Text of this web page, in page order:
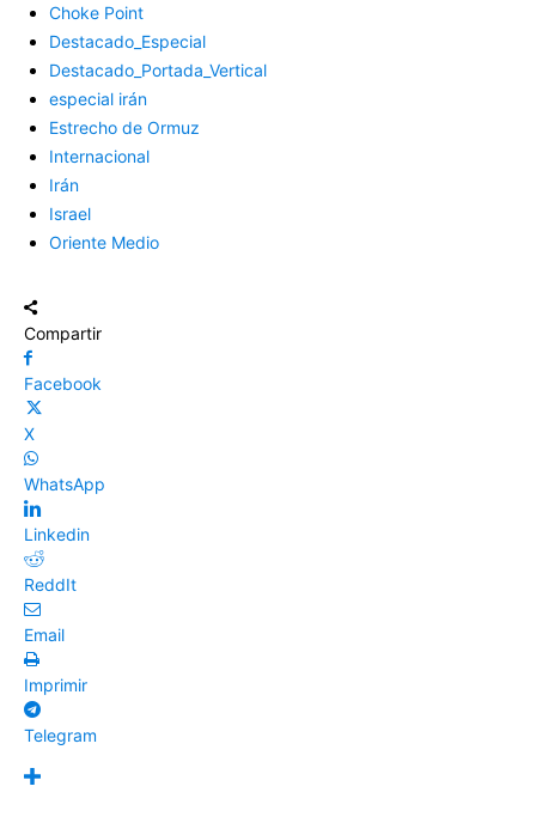
Choke Point
Destacado_Especial
Destacado_Portada_Vertical
especial irán
Estrecho de Ormuz
Internacional
Irán
Israel
Oriente Medio
Compartir
Facebook
X
WhatsApp
Linkedin
ReddIt
Email
Imprimir
Telegram